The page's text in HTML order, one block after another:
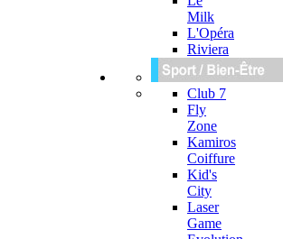
Milk
L'Opéra
Riviera
Club 7
Fly
Zone
Kamiros
Coiffure
Kid's
City
Laser
Game